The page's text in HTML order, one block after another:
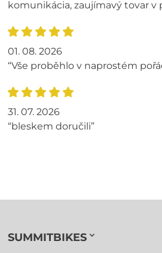
komunikácia, zaujímavý tovar v
01. 08. 2026
“Vše proběhlo v naprostém
31. 07. 2026
“bleskem doručili”
SUMMITBIKES